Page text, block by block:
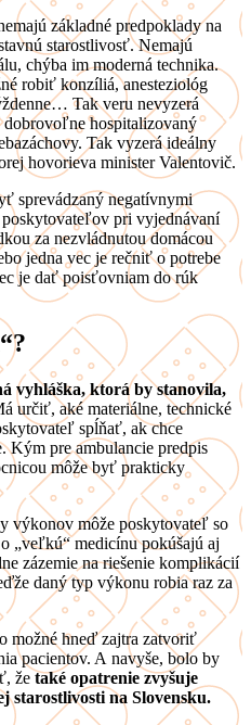
základné predpoklady na
starostlivosť. Nemajú
chýba im moderná technika.
robiť konzíliá, anesteziológ
Tak veru nevyzerá
hospitalizovaný
Tak vyzerá ideálny
hovorieva minister Valentovič.
sprevádzaný negatívnymi
pri vyjednávaní
za nezvládnutou domácou
jedna vec je rečniť o potrebe
je dať poisťovniam do rúk
vyhláška, ktorá by stanovila,
určiť, aké materiálne, technické
spĺňať, ak chce
Kým pre ambulancie predpis
môže byť prakticky
výkonov môže poskytovateľ so
„veľkú“ medicínu pokúšajú aj
zázemie na riešenie komplikácií
daný typ výkonu robia raz za
možné hneď zajtra zatvoriť
pacientov. A navyše, bolo by
že také opatrenie zvyšuje
starostlivosti na Slovensku.